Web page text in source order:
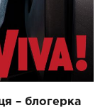
– блогерка